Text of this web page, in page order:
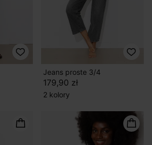
Jeans proste 3/4
179,90 zł
2 kolory